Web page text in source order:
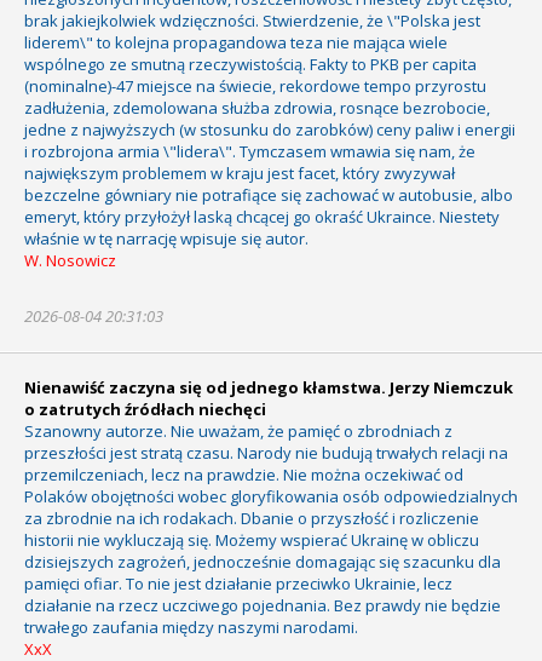
brak jakiejkolwiek wdzięczności. Stwierdzenie, że \"Polska jest
liderem\" to kolejna propagandowa teza nie mająca wiele
wspólnego ze smutną rzeczywistością. Fakty to PKB per capita
(nominalne)-47 miejsce na świecie, rekordowe tempo przyrostu
zadłużenia, zdemolowana służba zdrowia, rosnące bezrobocie,
jedne z najwyższych (w stosunku do zarobków) ceny paliw i energii
i rozbrojona armia \"lidera\". Tymczasem wmawia się nam, że
największym problemem w kraju jest facet, który zwyzywał
bezczelne gówniary nie potrafiące się zachować w autobusie, albo
emeryt, który przyłożył laską chcącej go okraść Ukraince. Niestety
właśnie w tę narrację wpisuje się autor.
W. Nosowicz
2026-08-04 20:31:03
Nienawiść zaczyna się od jednego kłamstwa. Jerzy Niemczuk
o zatrutych źródłach niechęci
Szanowny autorze. Nie uważam, że pamięć o zbrodniach z
przeszłości jest stratą czasu. Narody nie budują trwałych relacji na
przemilczeniach, lecz na prawdzie. Nie można oczekiwać od
Polaków obojętności wobec gloryfikowania osób odpowiedzialnych
za zbrodnie na ich rodakach. Dbanie o przyszłość i rozliczenie
historii nie wykluczają się. Możemy wspierać Ukrainę w obliczu
dzisiejszych zagrożeń, jednocześnie domagając się szacunku dla
pamięci ofiar. To nie jest działanie przeciwko Ukrainie, lecz
działanie na rzecz uczciwego pojednania. Bez prawdy nie będzie
trwałego zaufania między naszymi narodami.
XxX